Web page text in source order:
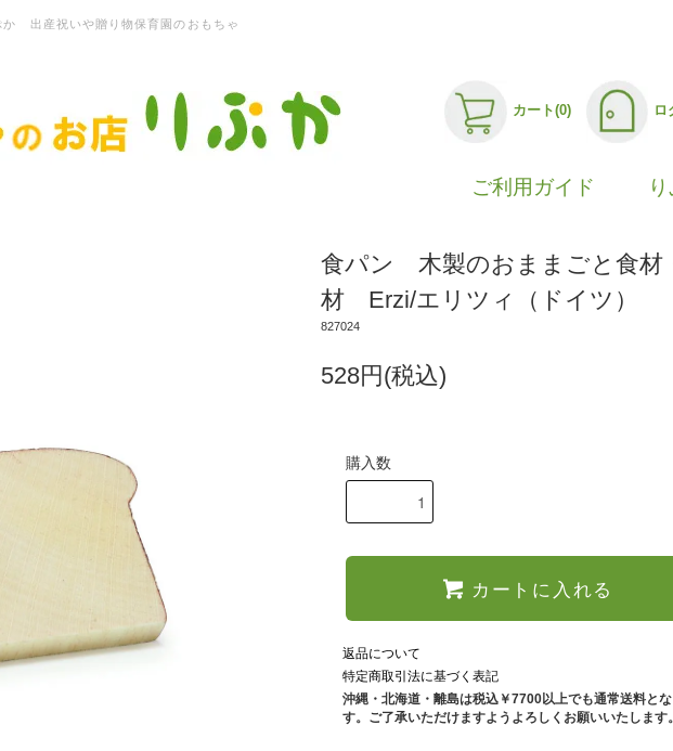
か 出産祝いや贈り物保育園のおもちゃ
カート(0) ロ
ご利用ガイド
食パン 木製のおままごと食材
材 Erzi/エリツィ（ドイツ）
827024
528円(税込)
購入数
カートに入れる
返品について
特定商取引法に基づく表記
沖縄・北海道・離島は税込￥7700以上でも通常送料とな
す。ご了承いただけますようよろしくお願いいたします。